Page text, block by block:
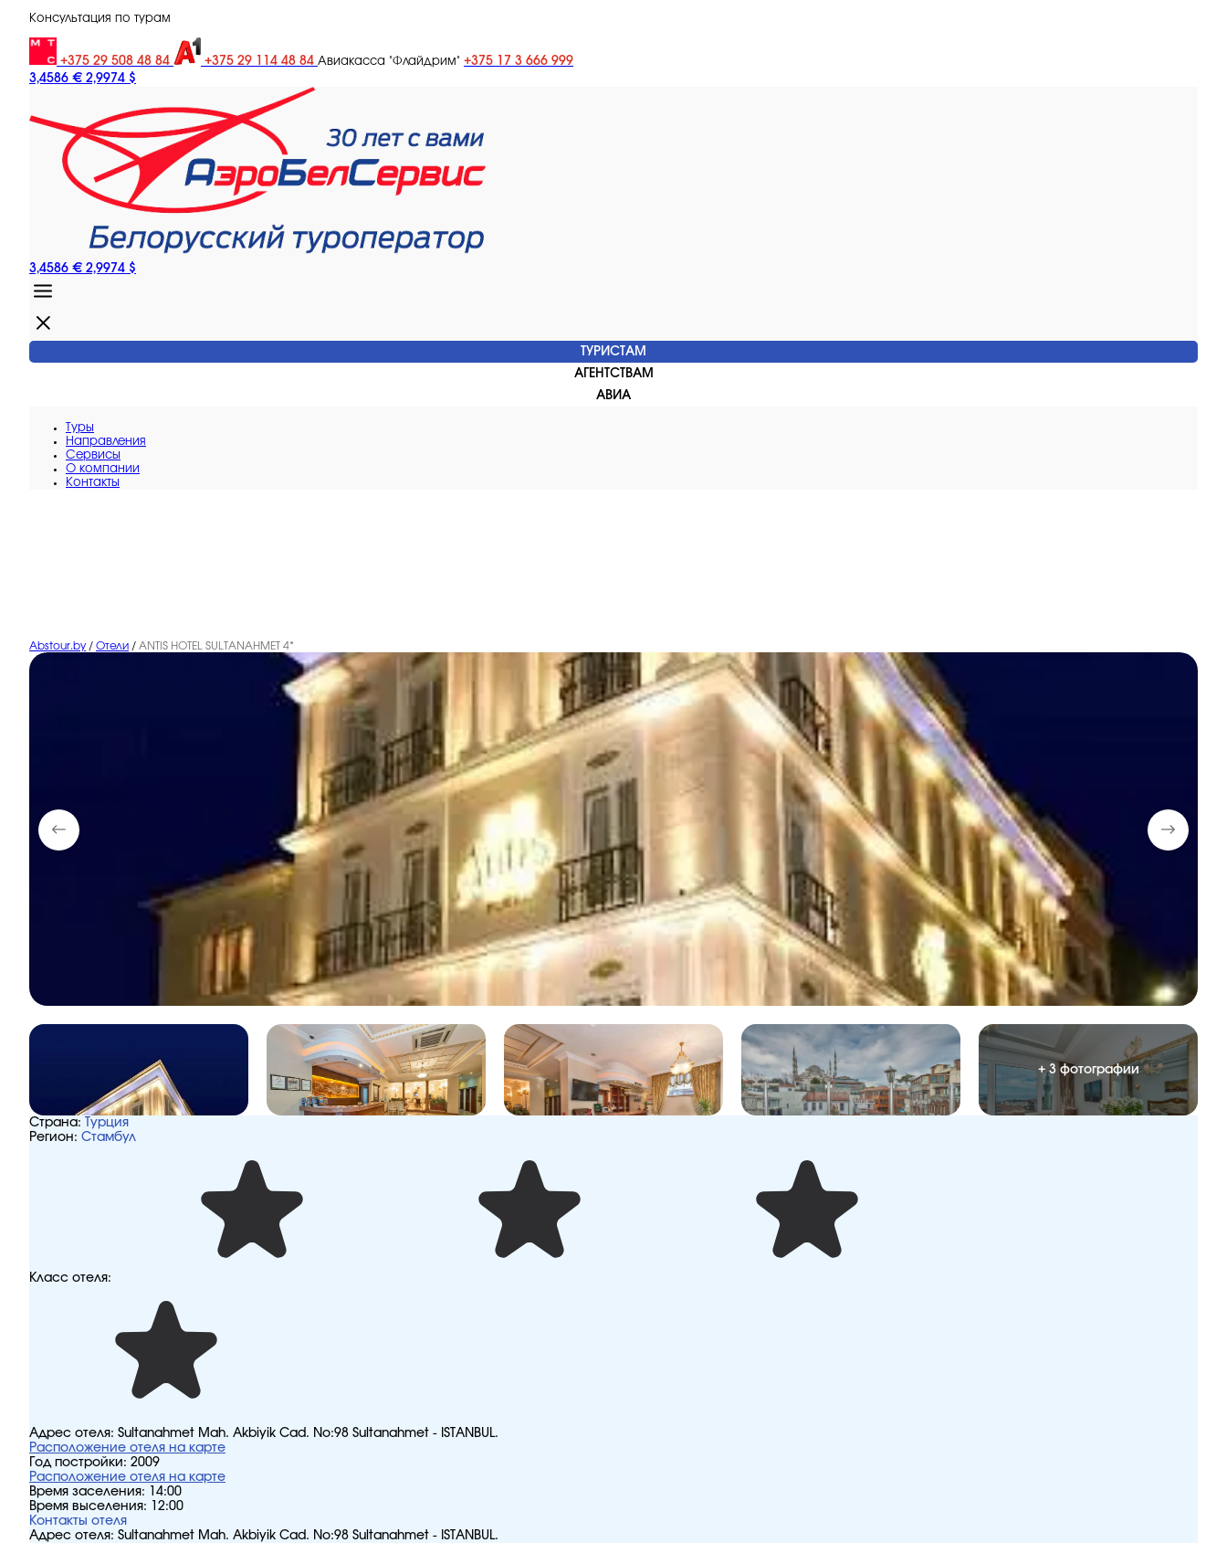
Консультация по турам
+375 29 508 48 84 +375 29 114 48 84 Авиакасса "Флайдрим" +375 17 3 666 999
3,4586 € 2,9974 $
3,4586 € 2,9974 $
ТУРИСТАМ
АГЕНТСТВАМ
АВИА
Туры
Направления
Сервисы
O компании
Контакты
Abstour.by / Отели / ANTIS HOTEL SULTANAHMET 4*
+ 3 фотографии
Страна:
Турция
Регион: Стамбул
Класс отеля:
Адрес отеля: Sultanahmet Mah. Akbiyik Cad. No:98 Sultanahmet - ISTANBUL.
Расположение отеля на карте
Год постройки: 2009
Расположение отеля на карте
Время заселения:
14:00
Время выселения:
12:00
Контакты отеля
Адрес отеля: Sultanahmet Mah. Akbiyik Cad. No:98 Sultanahmet - ISTANBUL.